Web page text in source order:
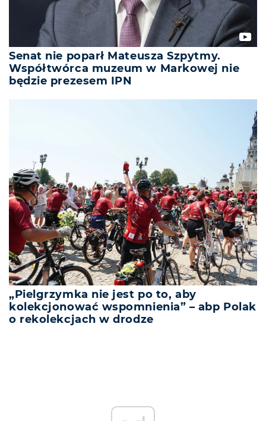
Senat nie poparł Mateusza Szpytmy.
Współtwórca muzeum w Markowej nie
będzie prezesem IPN
„Pielgrzymka nie jest po to, aby
kolekcjonować wspomnienia” – abp Polak
o rekolekcjach w drodze